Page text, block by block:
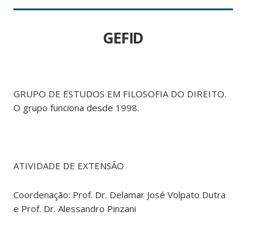
GEFID
GRUPO DE ESTUDOS EM FILOSOFIA DO DIREITO.
O grupo funciona desde 1998.
ATIVIDADE DE EXTENSÃO
Coordenação: Prof. Dr. Delamar José Volpato Dutra
e Prof. Dr. Alessandro Pinzani